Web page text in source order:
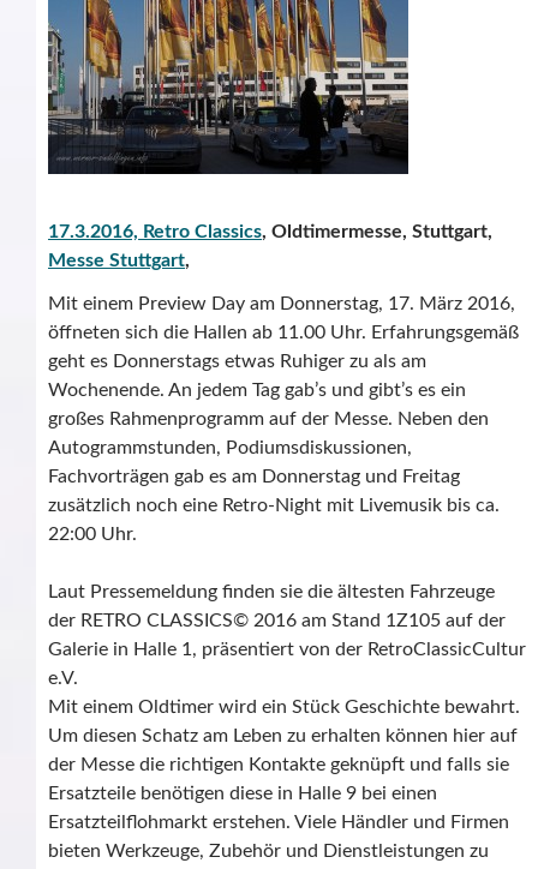
17.3.2016, Retro Classics, Oldtimermesse, Stuttgart,
Messe Stuttgart,
Mit einem Preview Day am Donnerstag, 17. März 2016,
öffneten sich die Hallen ab 11.00 Uhr. Erfahrungsgemäß
geht es Donnerstags etwas Ruhiger zu als am
Wochenende. An jedem Tag gab’s und gibt’s es ein
großes Rahmenprogramm auf der Messe. Neben den
Autogrammstunden, Podiumsdiskussionen,
Fachvorträgen gab es am Donnerstag und Freitag
zusätzlich noch eine Retro-Night mit Livemusik bis ca.
22:00 Uhr.
Laut Pressemeldung finden sie die ältesten Fahrzeuge
der RETRO CLASSICS© 2016 am Stand 1Z105 auf der
Galerie in Halle 1, präsentiert von der RetroClassicCultur
e.V.
Mit einem Oldtimer wird ein Stück Geschichte bewahrt.
Um diesen Schatz am Leben zu erhalten können hier auf
der Messe die richtigen Kontakte geknüpft und falls sie
Ersatzteile benötigen diese in Halle 9 bei einen
Ersatzteilflohmarkt erstehen. Viele Händler und Firmen
bieten Werkzeuge, Zubehör und Dienstleistungen zu